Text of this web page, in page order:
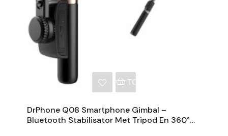
TOEVOEGEN AAN
DrPhone Q08 Smartphone Gimbal –
Bluetooth Stabilisator Met Tripod En 360°